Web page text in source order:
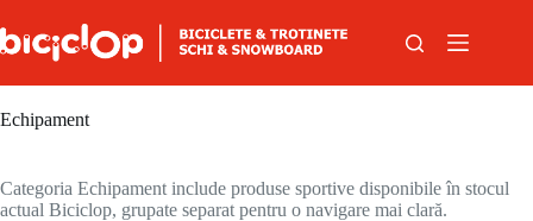
Echipament
Categoria Echipament include produse sportive disponibile în stocul
actual Biciclop, grupate separat pentru o navigare mai clară.